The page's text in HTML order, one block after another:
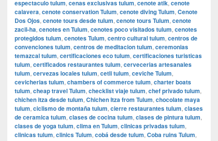
espectaculo tulum, cenas exclusivas tulum, cenote atik, cenote
calavera, cenote conservation Tulum, cenote diving Tulum, Cenote
Dos Ojos, cenote tours desde tulum, cenote tours Tulum, cenote
zacil-ha, cenotes en Tulum, cenotes poco visitados tulum, cenotes
protegidos tulum, cenotes Tulum, centro cultural tulum, centros de
convenciones tulum, centros de meditacion tulum, ceremonias
temazcal tulum, certificaciones eco tulum, certificaciones turisticas
tulum, certificados restaurantes tulum, cervecerias artesanales
tulum, cervezas locales tulum, cetli tulum, ceviche Tulum,
cevicherias tulum, chambers of commerce tulum, charter boats
tulum, cheap travel Tulum, checklist viaje tulum, chef privado tulum,
chichen itza desde tulum, Chichen Itza from Tulum, chocolate maya
tulum, ciclismo de montaña tulum, cierre restaurantes tulum, clases
de ceramica tulum, clases de cocina tulum, clases de pintura tulum,
clases de yoga tulum, clima en Tulum, clinicas privadas tulum,
clinicas tulum, clinics Tulum, cobá desde tulum, Coba ruins Tulum,